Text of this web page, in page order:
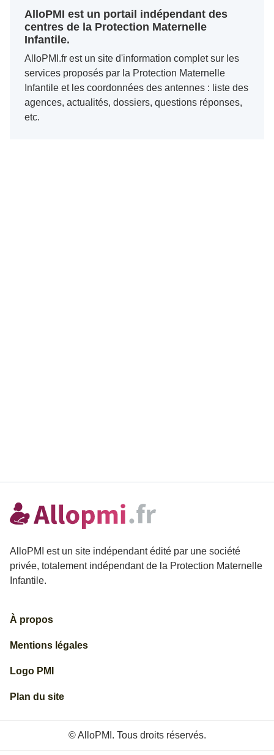
AlloPMI est un portail indépendant des
centres de la Protection Maternelle
Infantile.
AlloPMI.fr est un site d'information complet sur les
services proposés par la Protection Maternelle
Infantile et les coordonnées des antennes : liste des
agences, actualités, dossiers, questions réponses,
etc.
AlloPMI est un site indépendant édité par une société
privée, totalement indépendant de la Protection Maternelle
Infantile.
© AlloPMI. Tous droits réservés.
À propos
Mentions légales
Logo PMI
Plan du site